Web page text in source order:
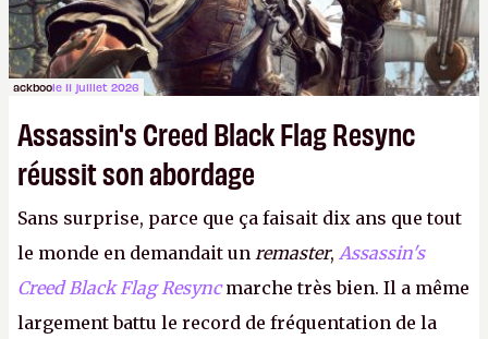
ackboole 11 juillet 2026
Assassin's Creed Black Flag Resync
réussit son abordage
Sans surprise, parce que ça faisait dix ans que tout
le monde en demandait un remaster, Assassin's
Creed Black Flag Resyncmarche très bien. Il a même
largement battu le record de fréquentation de la